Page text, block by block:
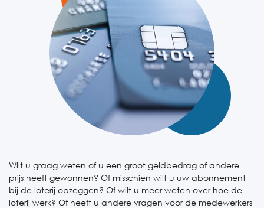
Wilt u graag weten of u een groot geldbedrag of andere
prijs heeft gewonnen? Of misschien wilt u uw abonnement
bij de loterij opzeggen? Of wilt u meer weten over hoe de
loterij werk? Of heeft u andere vragen voor de medewerkers